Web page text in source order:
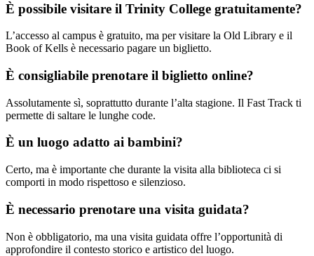
È possibile visitare il Trinity College gratuitamente?
L’accesso al campus è gratuito, ma per visitare la Old Library e il
Book of Kells è necessario pagare un biglietto.
È consigliabile prenotare il biglietto online?
Assolutamente sì, soprattutto durante l’alta stagione. Il Fast Track ti
permette di saltare le lunghe code.
È un luogo adatto ai bambini?
Certo, ma è importante che durante la visita alla biblioteca ci si
comporti in modo rispettoso e silenzioso.
È necessario prenotare una visita guidata?
Non è obbligatorio, ma una visita guidata offre l’opportunità di
approfondire il contesto storico e artistico del luogo.